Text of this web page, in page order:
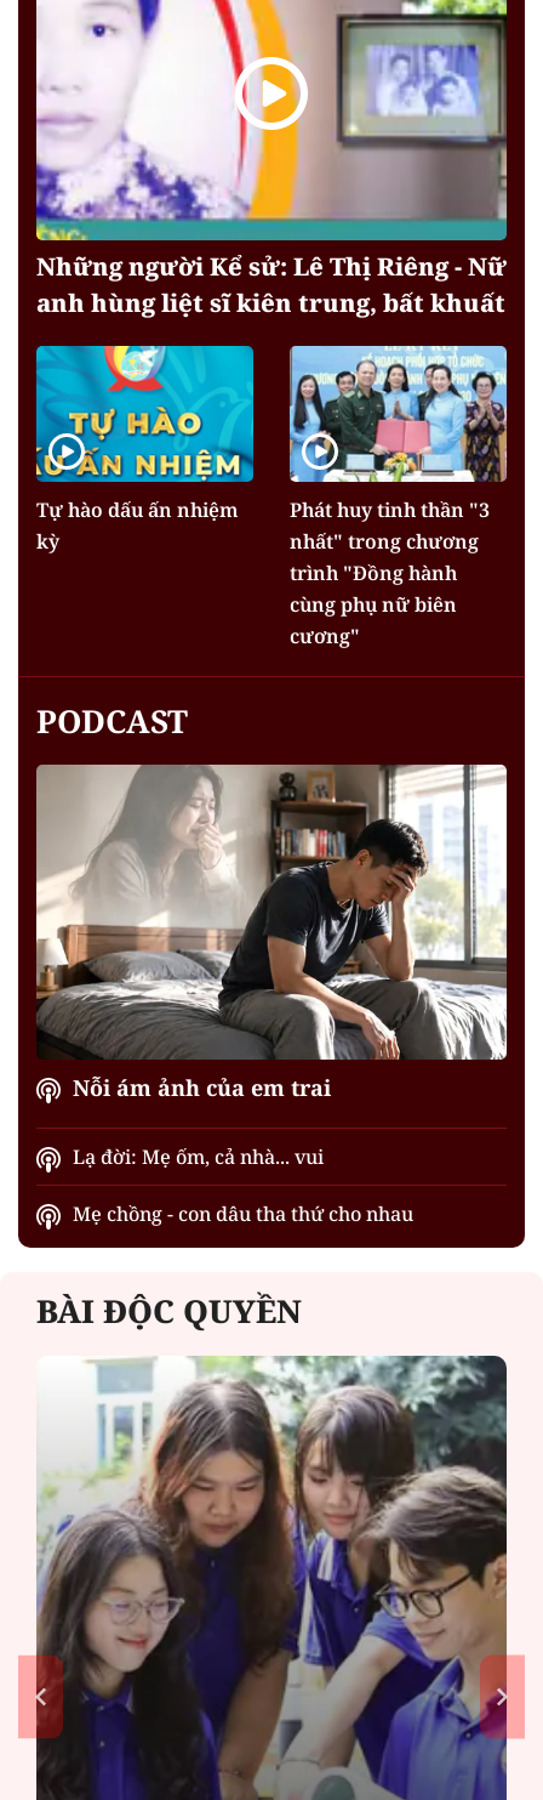
Những người Kể sử: Lê Thị Riêng - Nữ
anh hùng liệt sĩ kiên trung, bất khuất
Tự hào dấu ấn nhiệm
kỳ
Phát huy tinh thần "3
nhất" trong chương
trình "Đồng hành
cùng phụ nữ biên
cương"
PODCAST
Nỗi ám ảnh của em trai
Lạ đời: Mẹ ốm, cả nhà... vui
Mẹ chồng - con dâu tha thứ cho nhau
BÀI ĐỘC QUYỀN